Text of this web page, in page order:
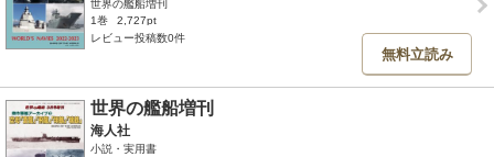
世界の艦船増刊
1巻
2,727pt
レビュー投稿数0件
無料立読み
世界の艦船増刊
海人社
小説・実用書